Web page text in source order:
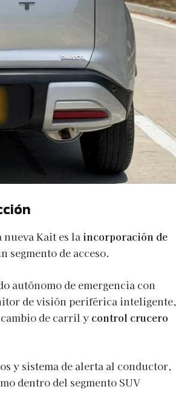
nueva Kait es la incorporación de
segmento de acceso.
autónomo de emergencia con
de visión periférica inteligente,
de carril y control crucero
y sistema de alerta al conductor,
dentro del segmento SUV